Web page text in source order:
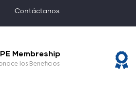
Contáctanos
Membreship
los Beneficios